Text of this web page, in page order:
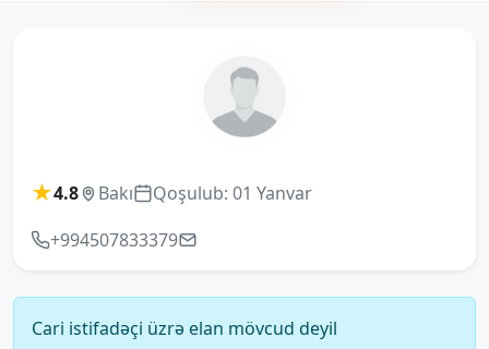
★4.8 Bakı
Qoşulub: 01 Yanvar
+994507833379
Cari istifadəçi üzrə elan mövcud deyil